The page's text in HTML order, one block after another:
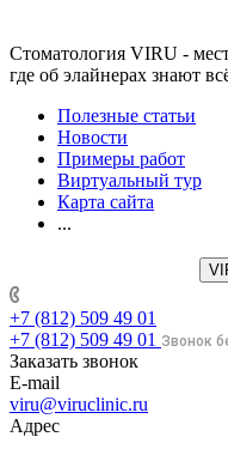
Стоматология VIRU -
где об элайнерах знают
Полезные статьи
Новости
Примеры работ
Виртуальный тур
Карта сайта
...
+7 (812) 509 49 01
+7 (812) 509 49 01 Звонок
Заказать звонок
E-mail
viru@viruclinic.ru
Адрес